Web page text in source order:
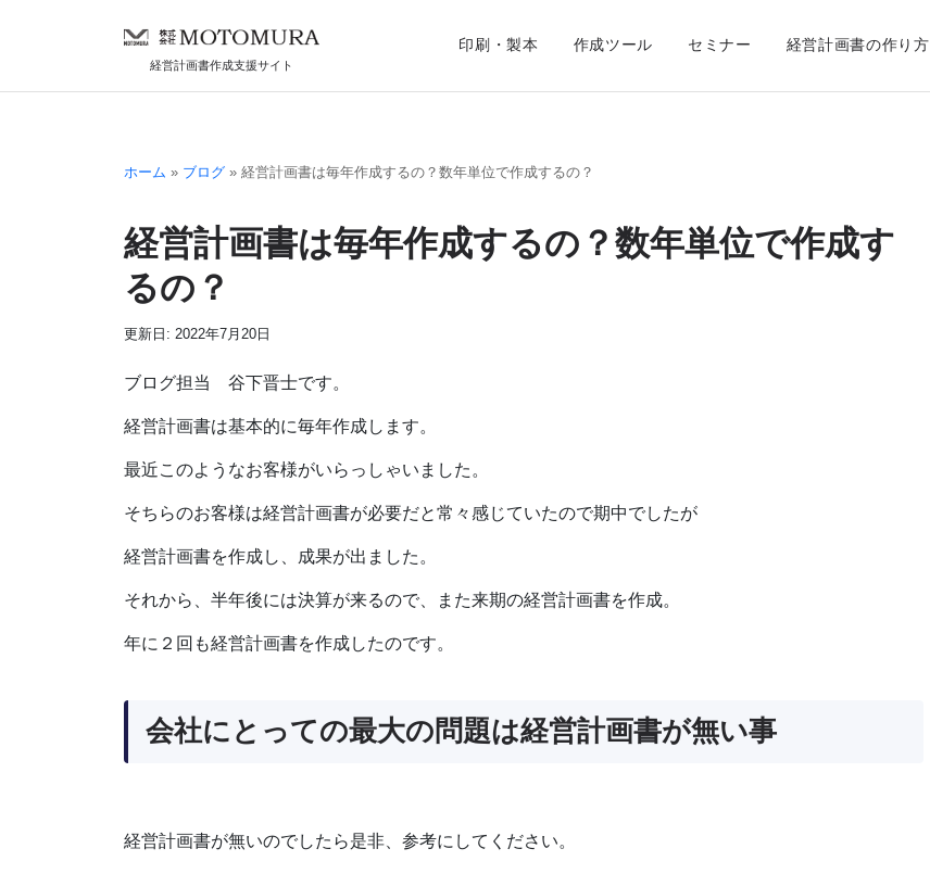
経営計画書作成支援サイト
印刷・製本 作成ツール セミナー 経営計画書の作り方
ホーム » ブログ » 経営計画書は毎年作成するの？数年単位で作成するの？
経営計画書は毎年作成するの？数年単位で作成す
るの？
更新日: 2022年7月20日
ブログ担当 谷下晋士です。
経営計画書は基本的に毎年作成します。
最近このようなお客様がいらっしゃいました。
そちらのお客様は経営計画書が必要だと常々感じていたので期中でしたが
経営計画書を作成し、成果が出ました。
それから、半年後には決算が来るので、また来期の経営計画書を作成。
年に２回も経営計画書を作成したのです。
会社にとっての最大の問題は経営計画書が無い事
経営計画書が無いのでしたら是非、参考にしてください。